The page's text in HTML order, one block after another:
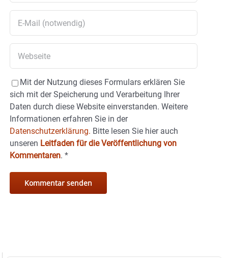
Mit der Nutzung dieses Formulars erklären Sie
sich mit der Speicherung und Verarbeitung Ihrer
Daten durch diese Website einverstanden. Weitere
Informationen erfahren Sie in der
Datenschutzerklärung. Bitte lesen Sie hier auch
unseren Leitfaden für die Veröffentlichung von
Kommentaren. *